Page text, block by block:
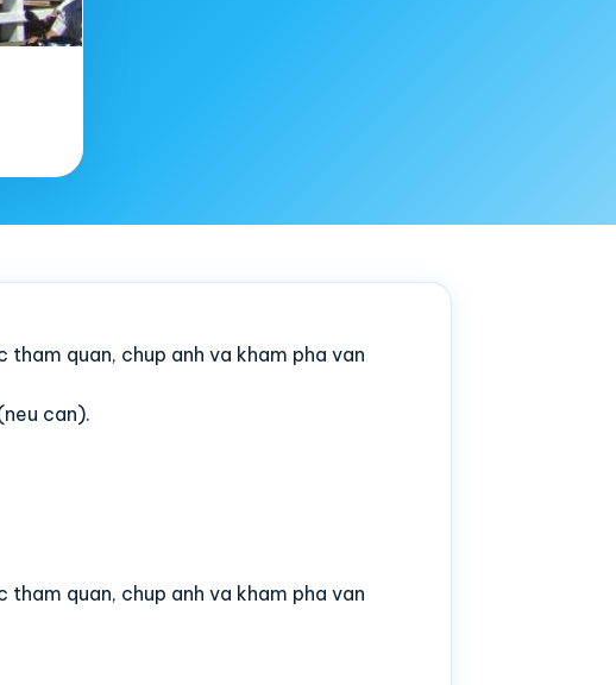
tham quan, chup anh va kham pha van
can).
tham quan, chup anh va kham pha van